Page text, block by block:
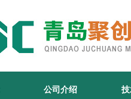
公司介绍